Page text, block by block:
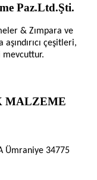
Paz.Ltd.Şti.
& Zımpara ve
çeşitleri,
MALZEME
Ümraniye 34775